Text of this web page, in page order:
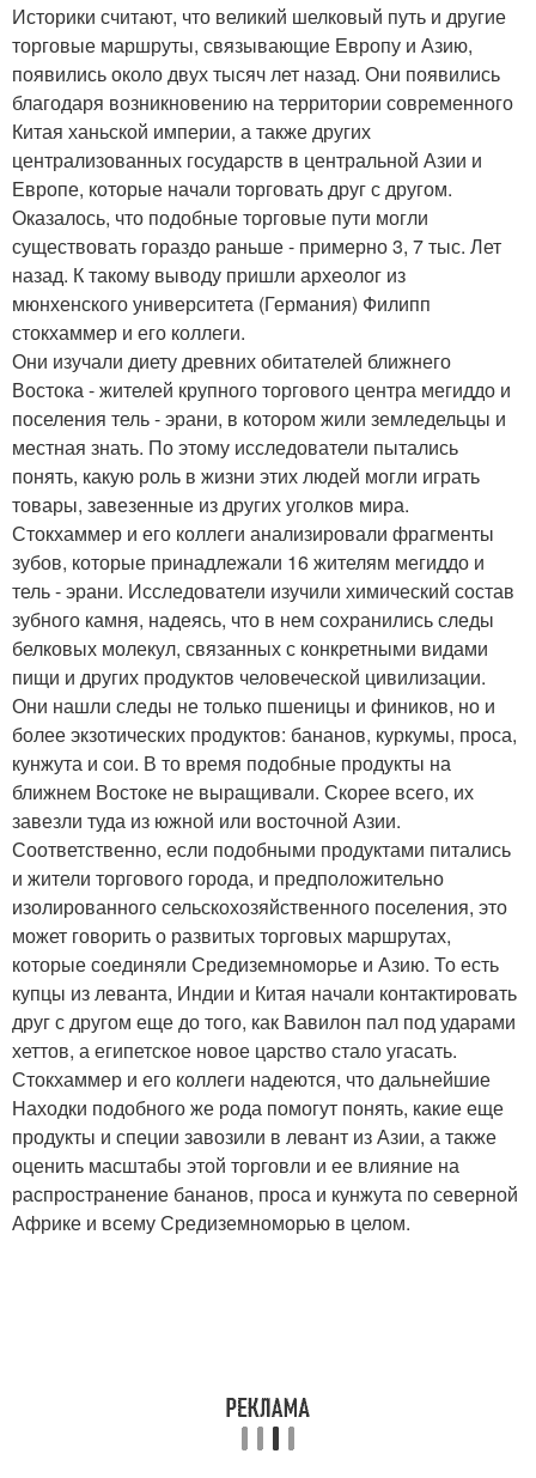
Историки считают, что великий шелковый путь и другие
торговые маршруты, связывающие Европу и Азию,
появились около двух тысяч лет назад. Они появились
благодаря возникновению на территории современного
Китая ханьской империи, а также других
централизованных государств в центральной Азии и
Европе, которые начали торговать друг с другом.
Оказалось, что подобные торговые пути могли
существовать гораздо раньше - примерно 3, 7 тыс. Лет
назад. К такому выводу пришли археолог из
мюнхенского университета (Германия) Филипп
стокхаммер и его коллеги.
Они изучали диету древних обитателей ближнего
Востока - жителей крупного торгового центра мегиддо и
поселения тель - эрани, в котором жили земледельцы и
местная знать. По этому исследователи пытались
понять, какую роль в жизни этих людей могли играть
товары, завезенные из других уголков мира.
Стокхаммер и его коллеги анализировали фрагменты
зубов, которые принадлежали 16 жителям мегиддо и
тель - эрани. Исследователи изучили химический состав
зубного камня, надеясь, что в нем сохранились следы
белковых молекул, связанных с конкретными видами
пищи и других продуктов человеческой цивилизации.
Они нашли следы не только пшеницы и фиников, но и
более экзотических продуктов: бананов, куркумы, проса,
кунжута и сои. В то время подобные продукты на
ближнем Востоке не выращивали. Скорее всего, их
завезли туда из южной или восточной Азии.
Соответственно, если подобными продуктами питались
и жители торгового города, и предположительно
изолированного сельскохозяйственного поселения, это
может говорить о развитых торговых маршрутах,
которые соединяли Средиземноморье и Азию. То есть
купцы из леванта, Индии и Китая начали контактировать
друг с другом еще до того, как Вавилон пал под ударами
хеттов, а египетское новое царство стало угасать.
Стокхаммер и его коллеги надеются, что дальнейшие
Находки подобного же рода помогут понять, какие еще
продукты и специи завозили в левант из Азии, а также
оценить масштабы этой торговли и ее влияние на
распространение бананов, проса и кунжута по северной
Африке и всему Средиземноморью в целом.